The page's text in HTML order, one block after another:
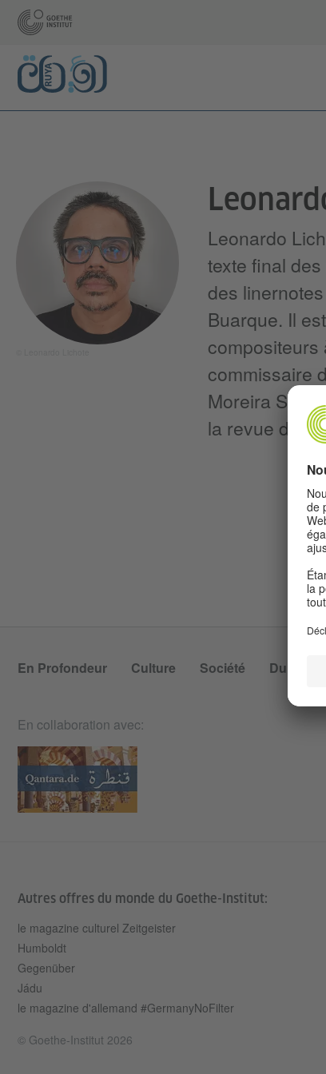
Leonardo
texte final
des
Buarque. Il
compositeurs
commissaire
Moreira
la revue de
En Profondeur Culture Société Durabilité
En collaboration avec:
Autres offres du monde du Goethe-Institut:
le magazine culturel Zeitgeister
Humboldt
Gegenüber
Jádu
le magazine d'allemand #GermanyNoFilter
© Goethe-Institut 2026